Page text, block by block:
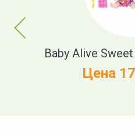
Previous
Baby Alive
Цена